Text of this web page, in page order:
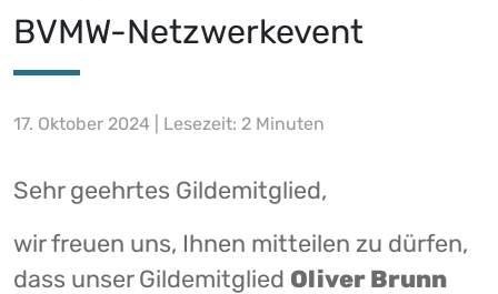
BVMW-Netzwerkevent
17. Oktober 2024 | Lesezeit: 2 Minuten
Sehr geehrtes Gildemitglied,
wir freuen uns, Ihnen mitteilen zu dürfen,
dass unser Gildemitglied Oliver Brunn